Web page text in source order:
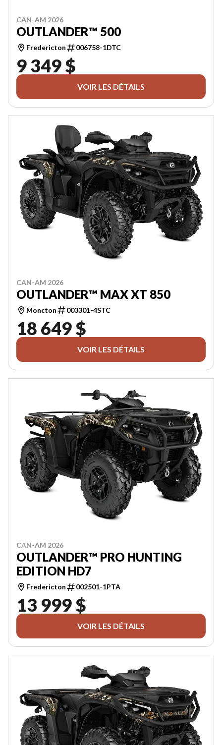
CAN-AM 2026
OUTLANDER™ 500
Fredericton 006758-1DTC
9 349 $
VOIR LES DÉTAILS
CAN-AM 2026
OUTLANDER™ MAX XT 850
Moncton 003301-4STC
18 649 $
VOIR LES DÉTAILS
CAN-AM 2026
OUTLANDER™ PRO HUNTING
EDITION HD7
Fredericton 002501-1PTA
13 999 $
VOIR LES DÉTAILS